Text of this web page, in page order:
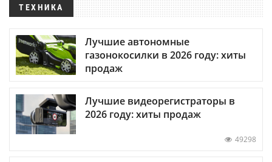
ТЕХНИКА
Лучшие автономные
газонокосилки в 2026 году: хиты
продаж
Лучшие видеорегистраторы в
2026 году: хиты продаж
49298